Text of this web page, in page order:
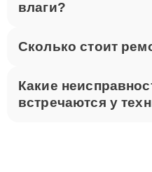
влаги?
Сколько стоит
Какие
встречаются у